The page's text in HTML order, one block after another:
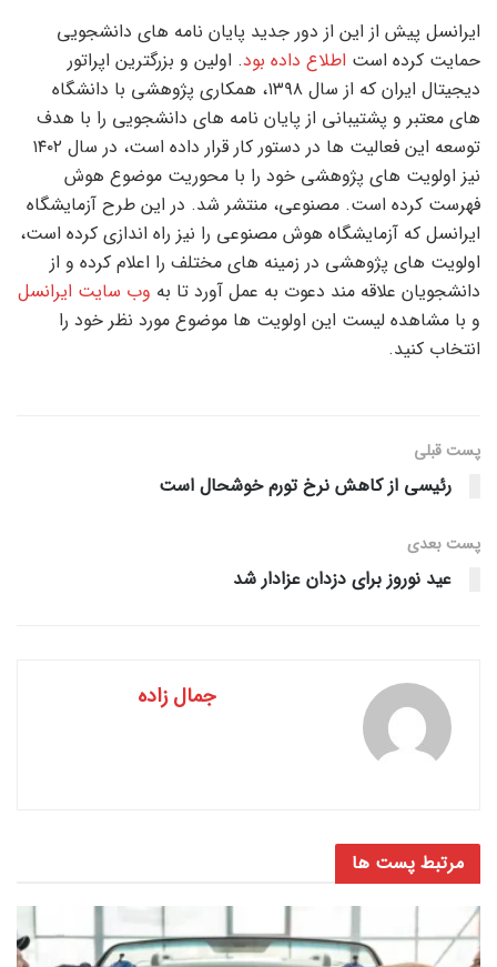
ایرانسل پیش از این از دور جدید پایان نامه های دانشجویی
حمایت کرده است اطلاع داده بود. اولین و بزرگترین اپراتور
دیجیتال ایران که از سال ۱۳۹۸، همکاری پژوهشی با دانشگاه
های معتبر و پشتیبانی از پایان نامه های دانشجویی را با هدف
توسعه این فعالیت ها در دستور کار قرار داده است، در سال ۱۴۰۲
نیز اولویت های پژوهشی خود را با محوریت موضوع هوش
فهرست کرده است. مصنوعی، منتشر شد. در این طرح آزمایشگاه
ایرانسل که آزمایشگاه هوش مصنوعی را نیز راه اندازی کرده است،
اولویت های پژوهشی در زمینه های مختلف را اعلام کرده و از
دانشجویان علاقه مند دعوت به عمل آورد تا به وب سایت ایرانسل
و با مشاهده لیست این اولویت ها موضوع مورد نظر خود را
انتخاب کنید.
پست قبلی
رئیسی از کاهش نرخ تورم خوشحال است
پست‌ بعدی
عید نوروز برای دزدان عزادار شد
جمال زاده
مرتبط پست ها